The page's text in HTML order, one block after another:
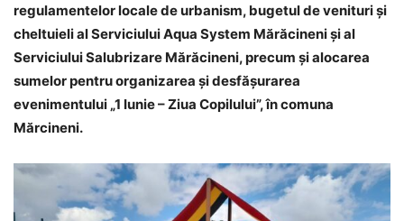
regulamentelor locale de urbanism, bugetul de venituri și
cheltuieli al Serviciului Aqua System Mărăcineni și al
Serviciului Salubrizare Mărăcineni, precum și alocarea
sumelor pentru organizarea și desfășurarea
evenimentului „1 Iunie – Ziua Copilului”, în comuna
Mărcineni.